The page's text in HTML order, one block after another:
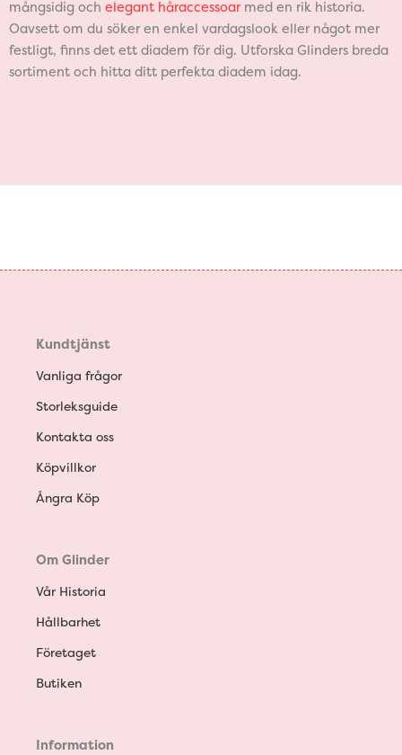
mångsidig och elegant håraccessoarmed en rik historia.
Oavsett om du söker en enkel vardagslook eller något mer
festligt, finns det ett diadem för dig. Utforska Glinders breda
sortiment och hitta ditt perfekta diadem idag.
Kundtjänst
Vanliga frågor
Storleksguide
Kontakta oss
Köpvillkor
Ångra Köp
Om Glinder
Vår Historia
Hållbarhet
Företaget
Butiken
Information